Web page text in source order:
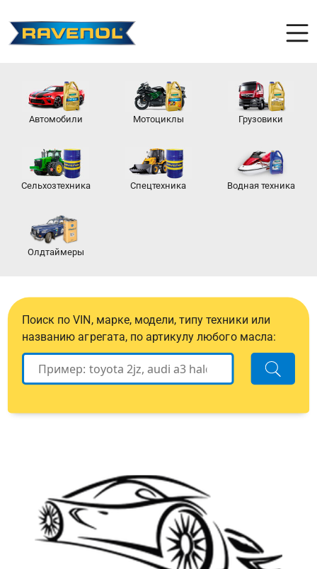
Автомобили Мотоциклы Грузовики
Сельхозтехника Спецтехника Водная техника
Олдтаймеры
Поиск по VIN, марке, модели, типу техники или
названию агрегата, по артикулу любого масла: